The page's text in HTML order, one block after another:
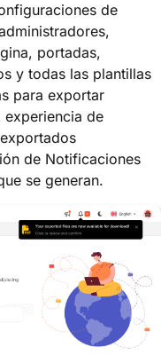
de
portadas,
y todas las plantillas
para exportar
experiencia de
de Notificaciones
se generan.